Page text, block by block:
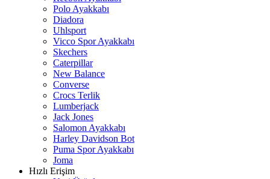
Polo Ayakkabı
Diadora
Uhlsport
Vicco Spor Ayakkabı
Skechers
Caterpillar
New Balance
Converse
Crocs Terlik
Lumberjack
Jack Jones
Salomon Ayakkabı
Harley Davidson Bot
Puma Spor Ayakkabı
Joma
Hızlı Erişim